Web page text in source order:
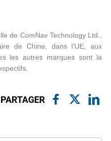
de ComNav Technology Ltd.,
de Chine, dans l’UE, aux
les autres marques sont la
PARTAGER